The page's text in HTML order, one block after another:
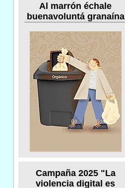
Al marrón échale
buenavoluntá granaína
Campaña 2025 "La
violencia digital es